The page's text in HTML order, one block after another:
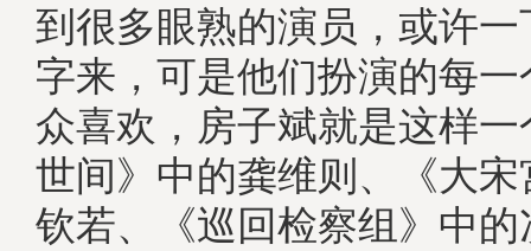
到很多眼熟的演员，或许
字来，可是他们扮演的每
众喜欢，房子斌就是这样
世间》中的龚维则、《大
钦若、《巡回检察组》中